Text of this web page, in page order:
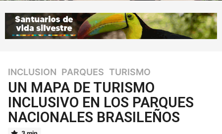
4
a
ñ
s
INCLUSION ,PARQUES ,TURISMO
UN MAPA DE TURISMO
INCLUSIVO EN LOS PARQUES
NACIONALES BRASILEÑOS